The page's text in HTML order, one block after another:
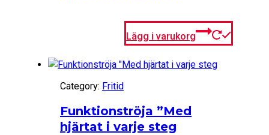
Lägg i varukorg
Category: Fritid
Funktionströja ”Med
hjärtat i varje steg